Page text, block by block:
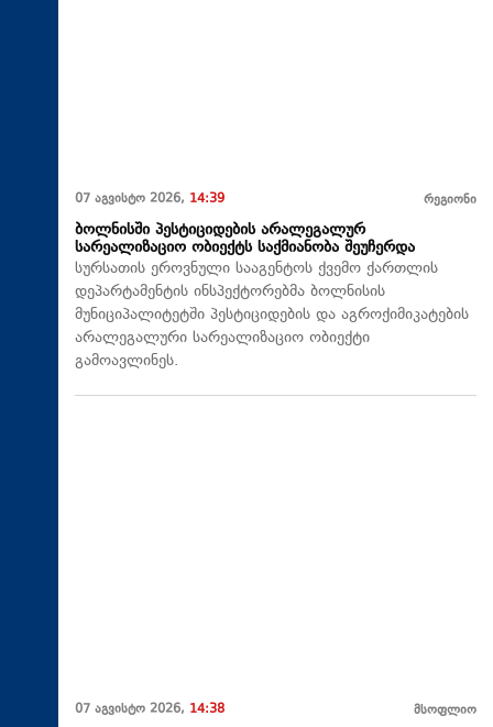
07 აგვისტო 2026, 14:39 რეგიონი
ბოლნისში პესტიციდების არალეგალურ
სარეალიზაციო ობიექტს საქმიანობა შეუჩერდა
სურსათის ეროვნული სააგენტოს ქვემო ქართლის
დეპარტამენტის ინსპექტორებმა ბოლნისის
მუნიციპალიტეტში პესტიციდების და აგროქიმიკატების
არალეგალური სარეალიზაციო ობიექტი
გამოავლინეს.
07 აგვისტო 2026, 14:38 მსოფლიო